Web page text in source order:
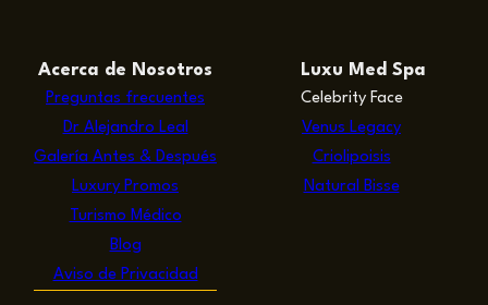
Acerca de Nosotros
Preguntas frecuentes
Dr Alejandro Leal
Galería Antes & Después
Luxury Promos
Turismo Médico
Blog
Aviso de Privacidad
Luxu Med Spa
Celebrity Face
Venus Legacy
Criolipoisis
Natural Bisse